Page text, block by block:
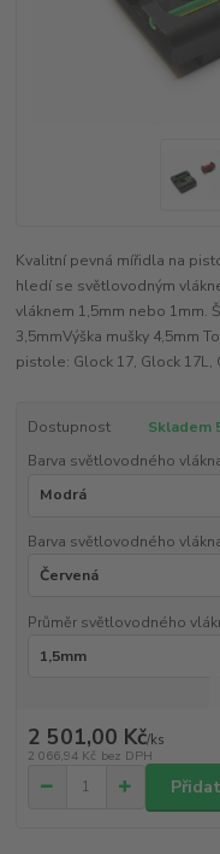
Kvalitní pevná mířidla na
hledí se světlovodným
vláknem 1,5mm nebo 1mm.
3,5mmVýška mušky 4,5mm
pistole: Glock 17, Glock 17L,
Dostupnost
Skladem
Barva světlovodného
Barva světlovodného
Průměr světlovodného
2 501,00 Kč/ks
2 066,94 Kč bez DPH